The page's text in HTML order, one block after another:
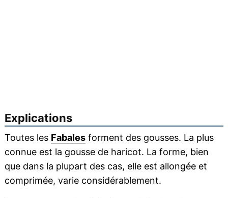
Explications
Toutes les Fabalesforment des gousses. La plus
connue est la gousse de haricot. La forme, bien
que dans la plupart des cas, elle est allongée et
comprimée, varie considérablement.